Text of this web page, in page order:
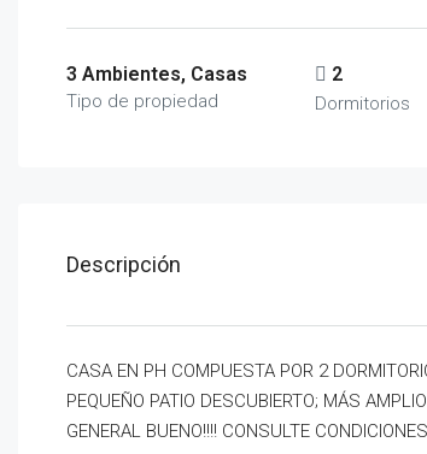
3 Ambientes, Casas
Tipo de propiedad
2
Dormitorios
Descripción
CASA EN PH COMPUESTA POR 2
PEQUEÑO PATIO DESCUBIERTO; MÁS
GENERAL BUENO!!!! CONSULTE